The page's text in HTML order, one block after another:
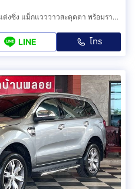
Chev COLORADO 2.5LT Z71 สวยๆ แต่งซิ่ง แม็กแวววาวสะดุดตา พร้อมราคาโดนใจ
LINE โทร